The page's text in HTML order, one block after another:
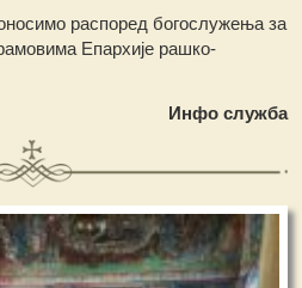
распоред богослужења за
Епархије рашко-
Инфо служба